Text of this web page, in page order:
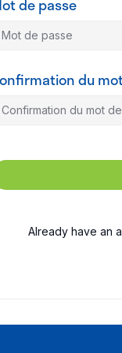
de passe
du
Already have an